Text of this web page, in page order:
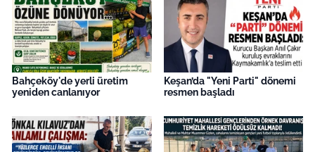
Bahçeköy'de yerli üretim
yeniden canlanıyor
Keşan’da "Yeni Parti" dönemi
resmen başladı